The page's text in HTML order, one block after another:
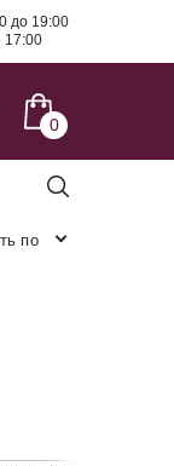
до 19:00
17:00
0
по